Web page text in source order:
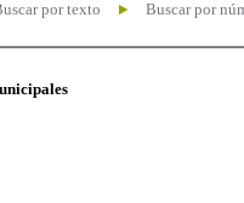
por texto Buscar por